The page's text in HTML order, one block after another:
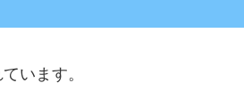
います。